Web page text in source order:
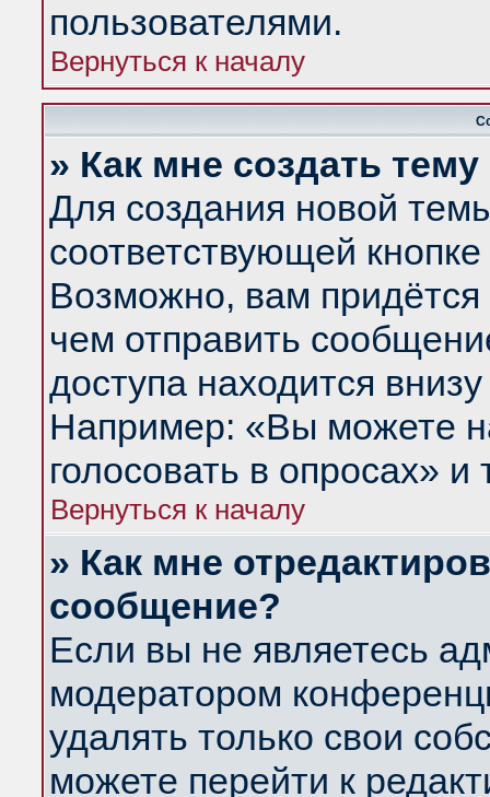
пользователями.
Вернуться к началу
» Как мне создать
Для создания новой
соответствующей
Возможно, вам придётся
чем отправить
доступа находится
Например: «Вы можете
голосовать в опросах» и
Вернуться к началу
» Как мне
сообщение?
Если вы не являетесь
модератором
удалять только свои
можете перейти к